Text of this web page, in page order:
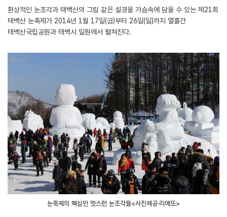
환상적인 눈조각과 태백산의 그림 같은 설경을 가슴속에 담을 수 있는 제21회
태백산 눈축제가 2014년 1월 17일(금)부터 26일(일)까지 열흘간
태백산국립공원과 태백시 일원에서 펼쳐진다.
눈축제의 핵심인 멋스런 눈조각들<사진제공·리에또>